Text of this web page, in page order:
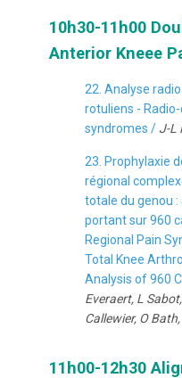
10h30-11h00
Anterior Kneee
22. Analyse
rotuliens -
syndromes / J-L
23. Prophylaxie
régional
totale du genou
portant sur 960
Regional Pain
Total Knee
Analysis of 960
Everaert, L
Callewier, O
11h00-12h30